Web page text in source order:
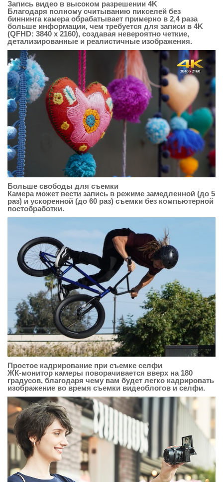
Запись видео в высоком разрешении 4K
Благодаря полному считыванию пикселей без
биннинга камера обрабатывает примерно в 2,4 раза
больше информации, чем требуется для записи в 4K
(QFHD: 3840 x 2160), создавая невероятно четкие,
детализированные и реалистичные изображения.
Больше свободы для съемки
Камера может вести запись в режиме замедленной (до 5
раз) и ускоренной (до 60 раз) съемки без компьютерной
постобработки.
Простое кадрирование при съемке селфи
ЖК-монитор камеры поворачивается вверх на 180
градусов, благодаря чему вам будет легко кадрировать
изображение во время съемки видеоблогов и селфи.